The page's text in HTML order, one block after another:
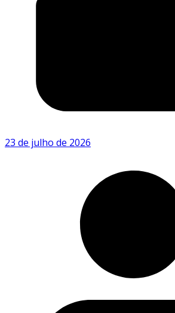
23 de julho de 2026